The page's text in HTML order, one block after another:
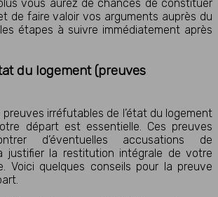
vous aurez de chances de constituer
de faire valoir vos arguments auprès du
étapes à suivre immédiatement après
du logement (preuves
irréfutables de l’état du logement
départ est essentielle. Ces preuves
d’éventuelles accusations de
justifier la restitution intégrale de votre
Voici quelques conseils pour la preuve